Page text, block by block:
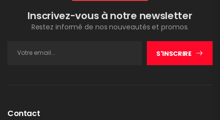
Inscrivez-vous à notre newsletter
Restez informé de nos nouveautés et promos.
S'INSCRIRE
Contact